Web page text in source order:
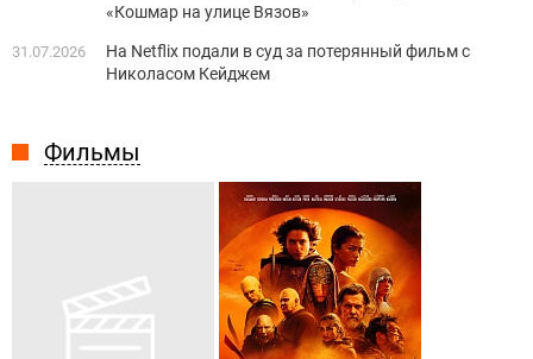
Фильмы
«Кошмар на улице Вязов»
31.07.2026
На Netflix подали в суд за потерянный фильм с
Николасом Кейджем